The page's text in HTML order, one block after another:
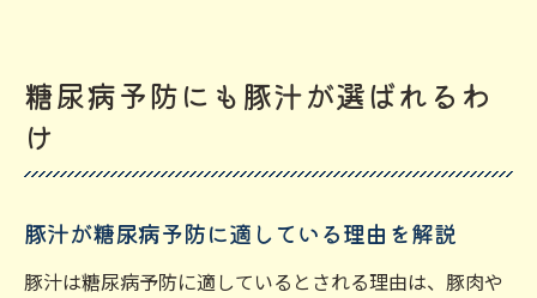
糖尿病予防にも豚汁が選ばれるわ
け
豚汁が糖尿病予防に適している理由を解説
豚汁は糖尿病予防に適しているとされる理由は、豚肉や